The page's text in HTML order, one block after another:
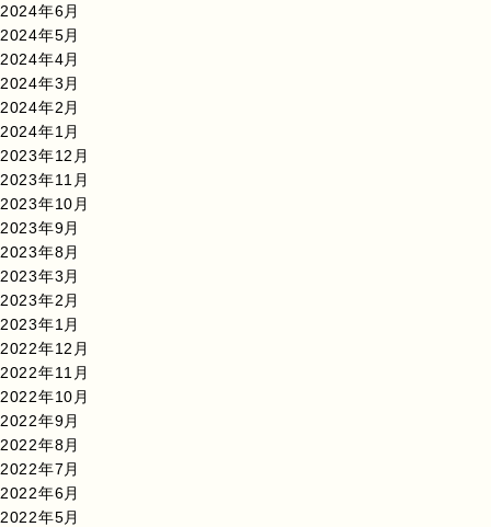
2024年6月
2024年5月
2024年4月
2024年3月
2024年2月
2024年1月
2023年12月
2023年11月
2023年10月
2023年9月
2023年8月
2023年3月
2023年2月
2023年1月
2022年12月
2022年11月
2022年10月
2022年9月
2022年8月
2022年7月
2022年6月
2022年5月